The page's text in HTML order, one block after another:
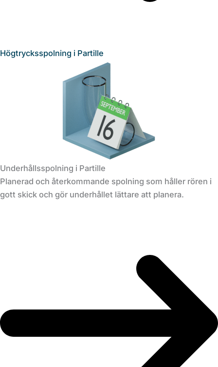
Högtrycksspolning i Partille
Underhållsspolning i Partille
Planerad och återkommande spolning som håller rören i
gott skick och gör underhållet lättare att planera.